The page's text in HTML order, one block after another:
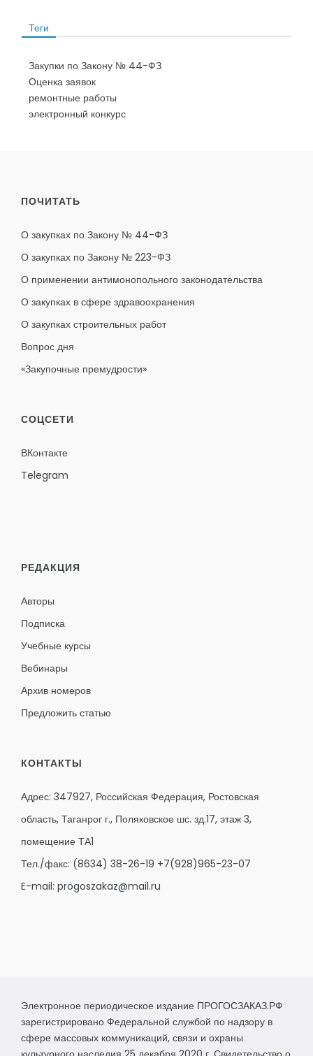
Теги
Закупки по Закону № 44-ФЗ
Оценка заявок
ремонтные работы
электронный конкурс
ПОЧИТАТЬ
О закупках по Закону № 44-ФЗ
О закупках по Закону № 223-ФЗ
О применении антимонопольного законодательства
О закупках в сфере здравоохранения
О закупках строительных работ
Вопрос дня
«Закупочные премудрости»
СОЦСЕТИ
ВКонтакте
Telegram
РЕДАКЦИЯ
Авторы
Подписка
Учебные курсы
Вебинары
Архив номеров
Предложить статью
КОНТАКТЫ
Адрес: 347927, Российская Федерация, Ростовская
область, Таганрог г., Поляковское шс. зд.17, этаж 3,
помещение ТА1
Тел./факс: (8634) 38-26-19 +7(928)965-23-07
E-mail: progoszakaz@mail.ru
Электронное периодическое издание ПРОГОСЗАКАЗ.РФ
зарегистрировано Федеральной службой по надзору в
сфере массовых коммуникаций, связи и охраны